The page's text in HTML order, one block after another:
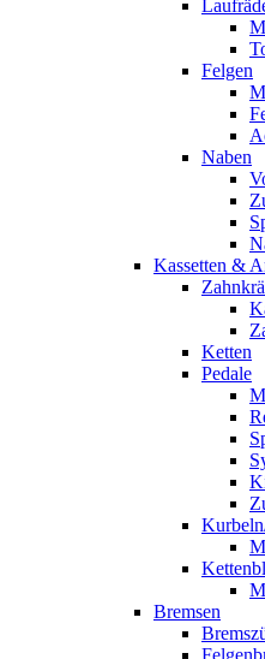
Felgen
Naben
Kassetten &
Ketten
Pedale
Bremsen